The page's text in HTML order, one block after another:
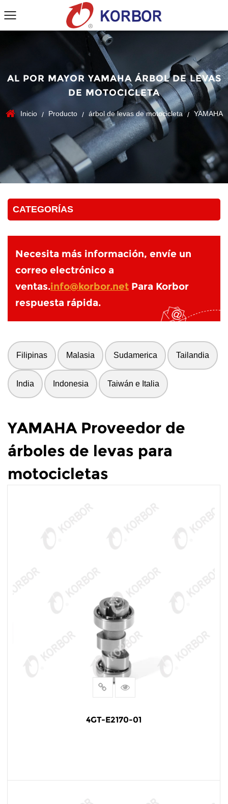
AL POR MAYOR YAMAHA ÁRBOL DE LEVAS
DE MOTOCICLETA
Inicio / Producto / árbol de levas de motocicleta / YAMAHA
CATEGORÍAS
Necesita más información, envíe un
correo electrónico a
ventas.info@korbor.net Para Korbor
respuesta rápida.
Filipinas Malasia Sudamerica Tailandia
India Indonesia Taiwán e Italia
YAMAHA Proveedor de
árboles de levas para
motocicletas
4GT-E2170-01